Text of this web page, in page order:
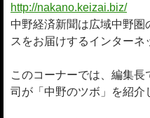
http://nakano.keizai.biz/
中野経済新聞は広域中野圏
スをお届けするインターネ
このコーナーでは、編集
司が「中野のツボ」を紹介